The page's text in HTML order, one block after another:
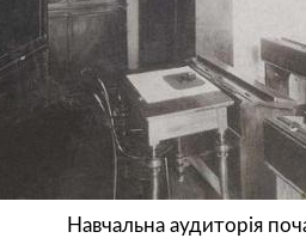
Навчальна аудиторія